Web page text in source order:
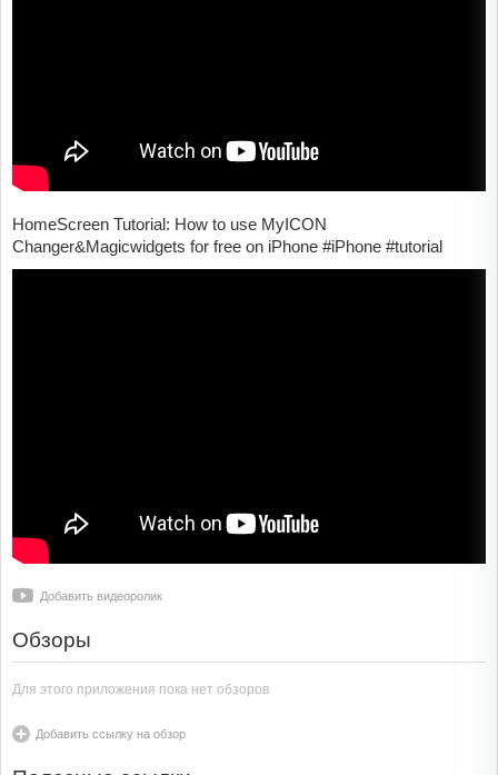
HomeScreen Tutorial: How to use MyICON
Changer&Magicwidgets for free on iPhone #iPhone #tutorial
Добавить видеоролик
Обзоры
Для этого приложения пока нет обзоров
Добавить ссылку на обзор